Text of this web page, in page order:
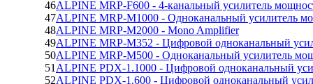
46ALPINE MRP-F600 - 4-канальный усилитель
47ALPINE MRP-M1000 - Одноканальный усилитель
48ALPINE MRP-M2000 - Mono Amplifier
49ALPINE MRP-M352 - Цифровой одноканальный
50ALPINE MRP-M500 - Одноканальный усилитель
51 ALPINE PDX-1.1000 - Цифровой одноканальный
52ALPINE PDX-1.600 - Цифровой одноканальный